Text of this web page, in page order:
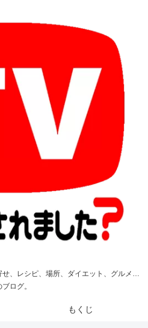
、レシピ、場所、ダイエット、グルメ…
ブログ。
もくじ